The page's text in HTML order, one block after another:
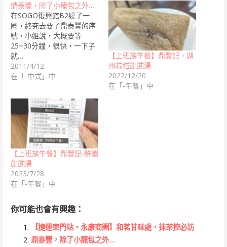
鼎泰豐，除了小籠包之外…
在SOGO復興館B2繞了一
圈，終究去要了鼎泰豐的序
號，小姐說，大概要等
25~30分鐘，很快，一下子
就…
2011/4/12
在「-中式」中
【上班族午餐】鼎豐記，湖
州粽搭餛飩湯
2022/12/20
在「-午餐」中
【上班族午餐】鼎豐記-鮮蝦
餛飩湯
2023/7/28
在「-午餐」中
你可能也會有興趣：
【捷運東門站‧永康商圈】和茗甘味處，抹茶控必訪
鼎泰豐，除了小籠包之外…